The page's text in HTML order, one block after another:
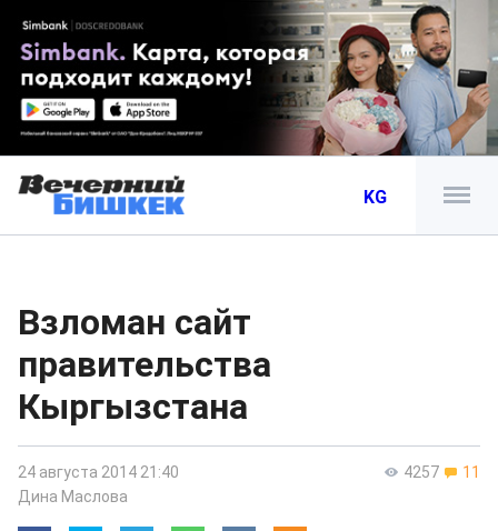
KG
Взломан сайт
правительства
Кыргызстана
4257 11
24 августа 2014 21:40
Дина Маслова